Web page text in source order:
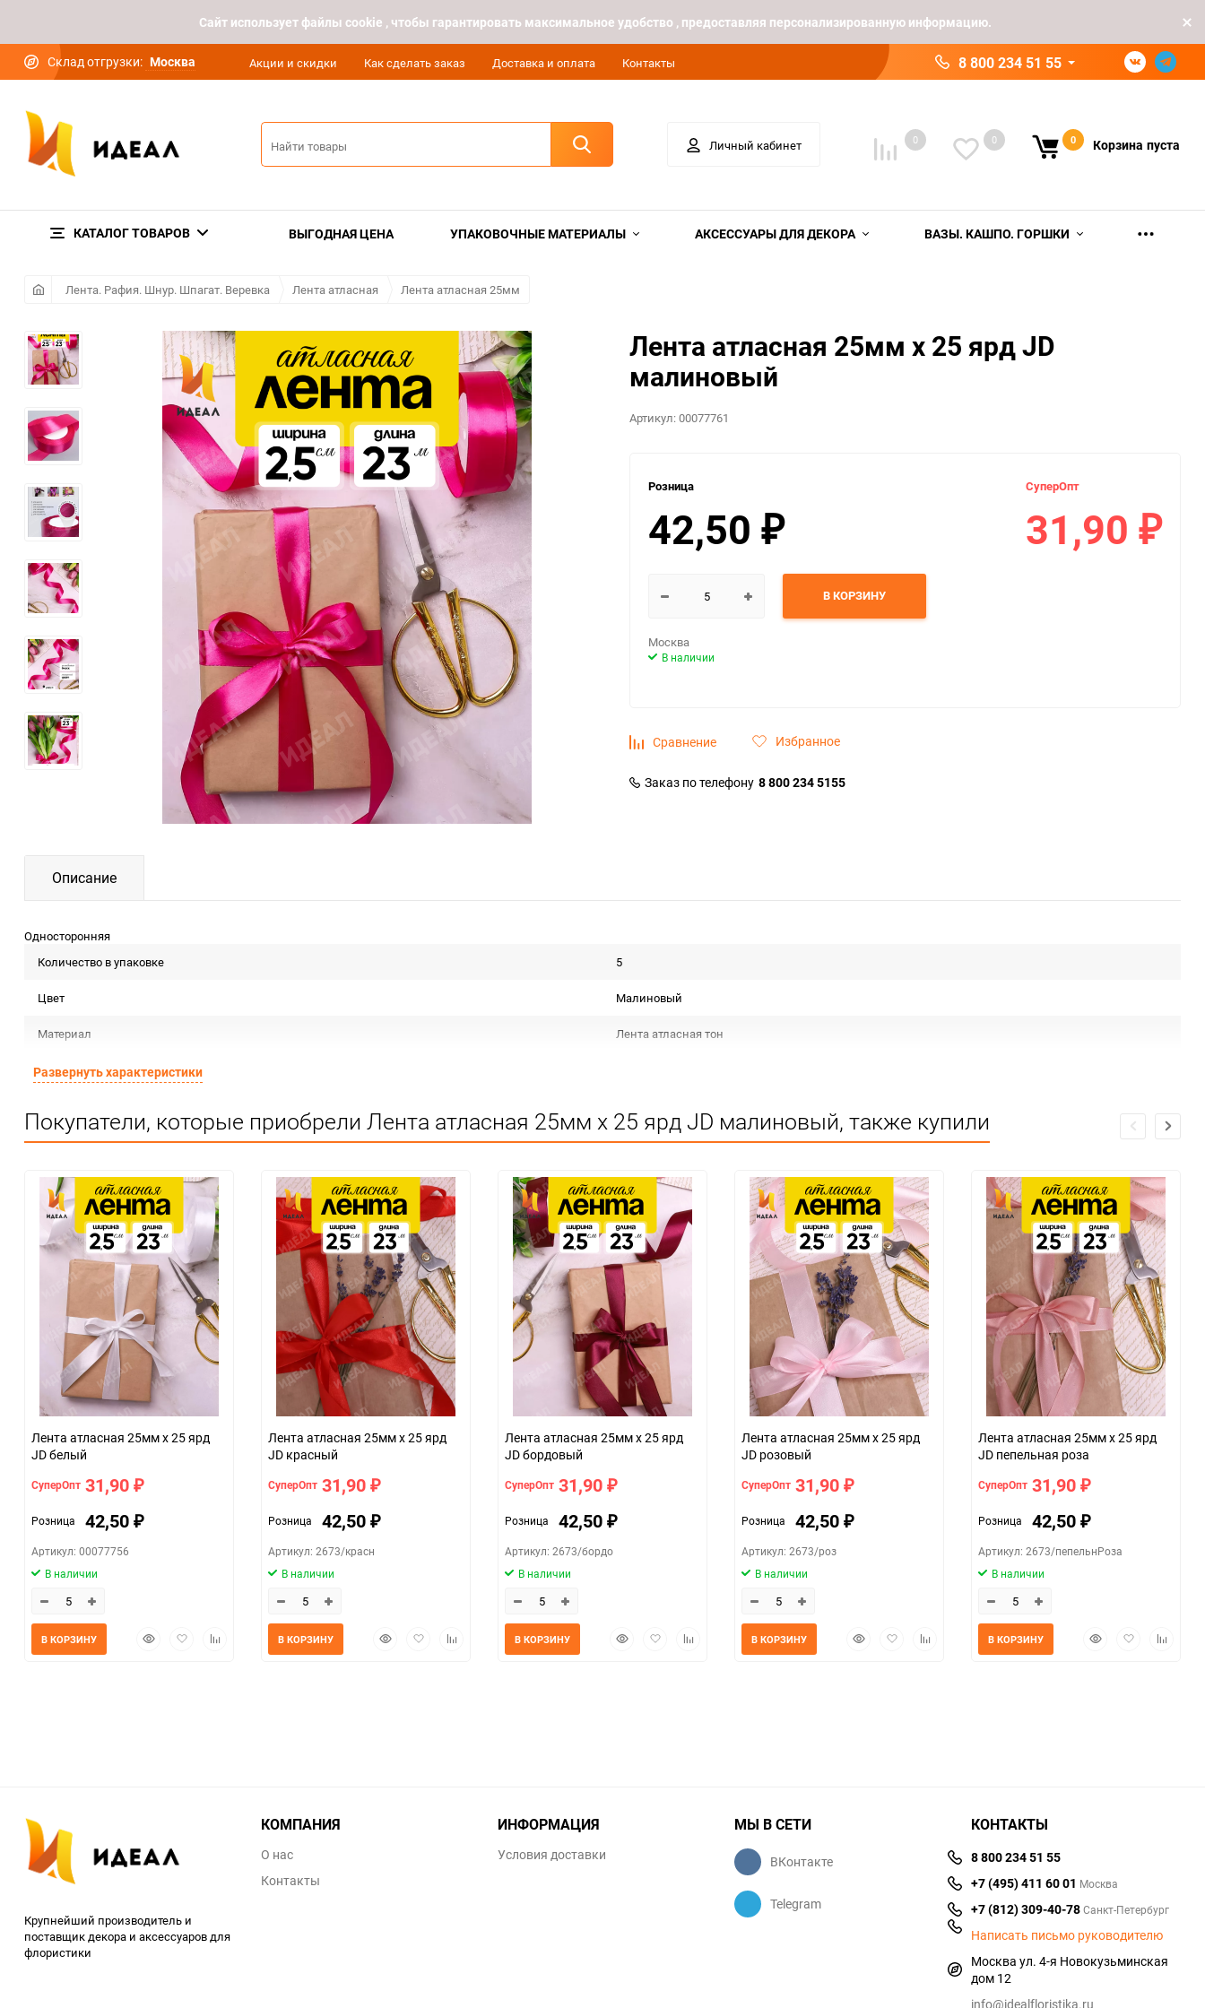
Cайт использует файлы cookie , чтобы гарантировать максимальное удобство , предоставляя персонализированную информацию.
Склад отгрузки: Москва Акции и скидки Как сделать заказ Доставка и оплата Контакты 8 800 234 51 55
Личный кабинет 0 0 0 Корзина пуста
КАТАЛОГ ТОВАРОВ ВЫГОДНАЯ ЦЕНА УПАКОВОЧНЫЕ МАТЕРИАЛЫ АКСЕССУАРЫ ДЛЯ ДЕКОРА ВАЗЫ. КАШПО. ГОРШКИ
Лента. Рафия. Шнур. Шпагат. Веревка Лента атласная Лента атласная 25мм
Лента атласная 25мм х 25 ярд JD
малиновый
Артикул:00077761
Розница
42,50 ₽
СуперОпт
31,90 ₽
В КОРЗИНУ
Москва
В наличии
Сравнение Избранное
Заказ по телефону 8 800 234 5155
Описание
Односторонняя
Количество в упаковке
5
Цвет Малиновый
Материал Лента атласная тон
Срок годности
Предназначение товара Для декора
Сертификация Не подлежит сертификации
Особые условия Сухое, проветриваемое помещение
Минимальное количество 5
Количество в коробке 300
Единица измерения шт
Размер 25мм*25ярд (атласная)
07c4e68a_b330_11f0_8cc3_b03af2b6059f 43d02c9d-d754-11f0-8cc6-b03af2b6059f
Развернуть характеристики
Покупатели, которые приобрели Лента атласная 25мм х 25 ярд JD малиновый, также купили
Лента атласная 25мм х 25 ярд
JD белый
СуперОпт 31,90 ₽
Розница 42,50 ₽
Артикул: 00077756
В наличии
БыстрыйДобавитьДобавить
В КОРЗИНУ
Лента атласная 25мм х 25 ярд
JD красный
СуперОпт 31,90 ₽
Розница 42,50 ₽
Артикул: 2673/красн
В наличии
БыстрыйДобавитьДобавить
В КОРЗИНУ
Лента атласная 25мм х 25 ярд
JD бордовый
СуперОпт 31,90 ₽
Розница 42,50 ₽
Артикул: 2673/бордо
В наличии
БыстрыйДобавитьДобавить
В КОРЗИНУ
Лента атласная 25мм х 25 ярд
JD розовый
СуперОпт 31,90 ₽
Розница 42,50 ₽
Артикул: 2673/роз
В наличии
БыстрыйДобавитьДобавить
В КОРЗИНУ
Лента атласная 25мм х 25 ярд
JD пепельная роза
СуперОпт 31,90 ₽
Розница 42,50 ₽
Артикул: 2673/пепельнРоза
В наличии
БыстрыйДобавить
В КОРЗИНУ
Крупнейший производитель и
поставщик декора и аксессуаров для
флористики
КОМПАНИЯ
О нас
Контакты
ИНФОРМАЦИЯ
Условия доставки
МЫ В СЕТИ
ВКонтакте
Telegram
КОНТАКТЫ
8 800 234 51 55
+7 (495) 411 60 01 Москва
+7 (812) 309-40-78Санкт-Петербург
Написать письмо руководителю
Москва ул. 4-я Новокузьминская
дом 12
info@idealfloristika.ru